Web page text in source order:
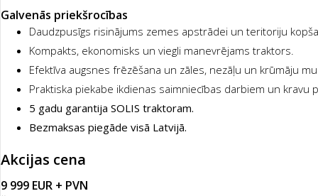
Galvenās priekšrocības
Daudzpusīgs risinājums zemes apstrādei un teritoriju
Kompakts, ekonomisks un viegli manevrējams traktors.
Efektīva augsnes frēzēšana un zāles, nezāļu un krūmāju
Praktiska piekabe ikdienas saimniecības darbiem un kravu
5 gadu garantija SOLIS traktoram.
Bezmaksas piegāde visā Latvijā.
Akcijas cena
9 999 EUR + PVN